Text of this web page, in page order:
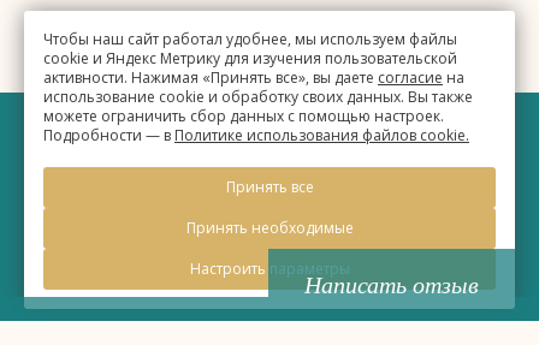
Чтобы наш сайт работал удобнее, мы используем файлы
cookie и Яндекс Метрику для изучения пользовательской
активности. Нажимая «Принять все», вы даете согласие на
использование cookie и обработку своих данных. Вы также
можете ограничить сбор данных с помощью настроек.
Подробности — в Политике использования файлов cookie.
Принять все
Принять необходимые
Настроить параметры
Написать отзыв
2026, Официальный сайт
Правовая информация
Политика обработки персональных данных